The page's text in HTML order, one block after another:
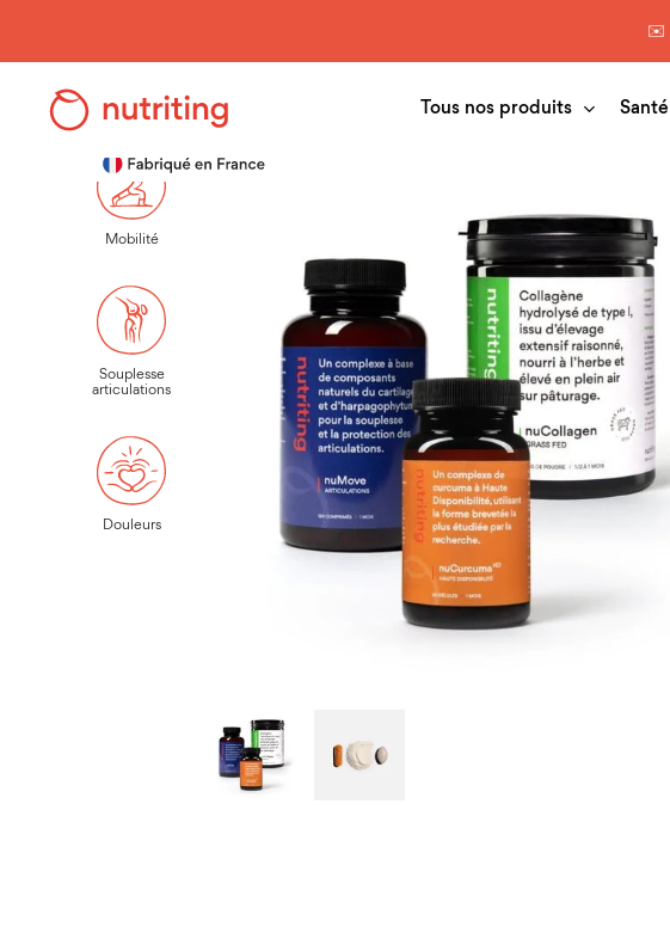
content
✉️
Tous nos produits Santé
Accueil> nuShop>
Mobilité
Souplesse
articulations
Douleurs